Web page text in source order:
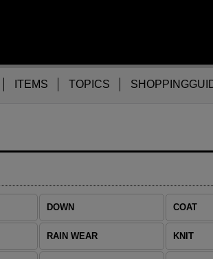
ITEMS TOPICS
DOWN COAT
RAIN WEAR KNIT